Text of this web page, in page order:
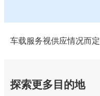
车载服务视供应情况而定
探索更多目的地